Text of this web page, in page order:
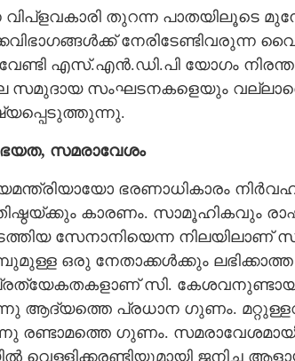
തുറന്ന പാതയിലൂടെ
എസ്.എൻ.ഡി.പി യോഗം
സമുദായ സംഘടനകളെയും
സമരാവേശം
ഭരണാധികാരം
കാരണം. സാമൂഹികവും
സേനാനിയെന്ന നിലയിലാണ്
ഒരു നേതാക്കൾക്കും
സി.
ആദ്യത്തെ പ്രധാന ഗുണം.
രണ്ടാമത്തെ ഗുണം.
വെള്ളിക്കരണ്ടിയുമായി ജനിച്ച